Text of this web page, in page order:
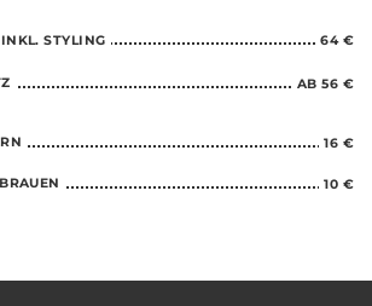
STYLING 64 €
AB 56 €
16 €
10 €